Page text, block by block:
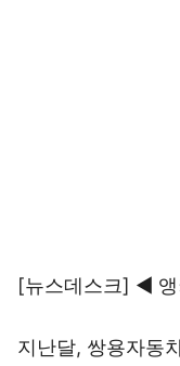
[뉴스데스크] ◀
지난달, 쌍용자동